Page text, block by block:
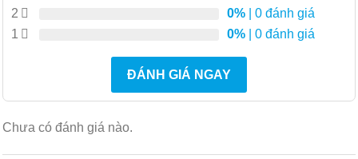
Phân tích quản lý
2
0% | 0 đánh giá
1
0% | 0 đánh giá
ĐÁNH GIÁ NGAY
Chưa có đánh giá nào.